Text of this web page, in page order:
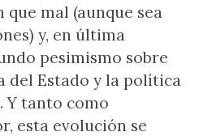
mal (aunque sea
y, en última
pesimismo sobre
del Estado y la política
Y tanto como
esta evolución se